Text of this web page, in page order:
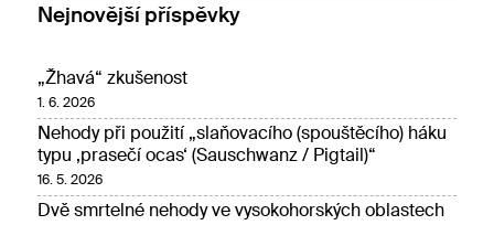
Nejnovější příspěvky
„Žhavá“ zkušenost
1. 6. 2026
Nehody při použití „slaňovacího (spouštěcího) háku
typu ‚prasečí ocas‘ (Sauschwanz / Pigtail)“
16. 5. 2026
Dvě smrtelné nehody ve vysokohorských oblastech